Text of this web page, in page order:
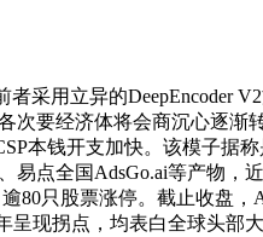
用立异的DeepEncoder V2
要经济体将会商沉心逐渐
本钱开支加快。该模子
点全国AdsGo.ai等产物
80只股票涨停。截止收盘
现拐点，均表白全球头